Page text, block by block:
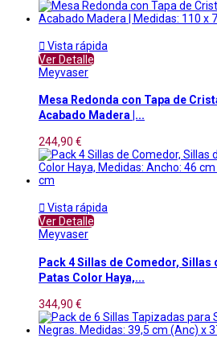
 Vista rápida
Ver Detalle
Meyvaser
Mesa Redonda con Tapa de
Acabado Madera |...
244,90 €
 Vista rápida
Ver Detalle
Meyvaser
Pack 4 Sillas de Comedor, Sillas
Patas Color Haya,...
344,90 €